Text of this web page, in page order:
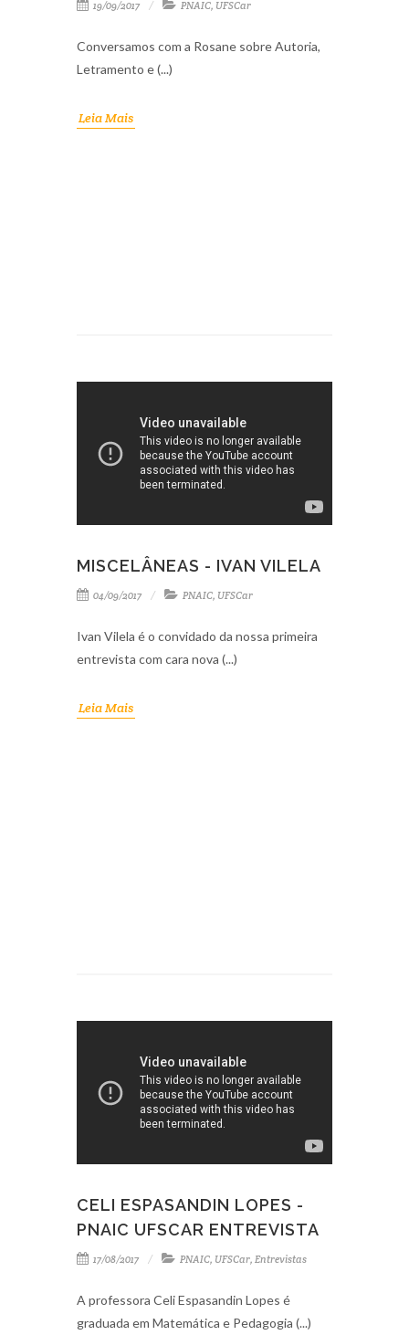
19/09/2017 PNAIC, UFSCar
Conversamos com a Rosane sobre Autoria,
Letramento e (...)
Leia Mais
MISCELÂNEAS - IVAN VILELA
04/09/2017 PNAIC, UFSCar
Ivan Vilela é o convidado da nossa primeira
entrevista com cara nova (...)
Leia Mais
CELI ESPASANDIN LOPES -
PNAIC UFSCAR ENTREVISTA
17/08/2017 PNAIC, UFSCar, Entrevistas
A professora Celi Espasandin Lopes é
graduada em Matemática e Pedagogia (...)